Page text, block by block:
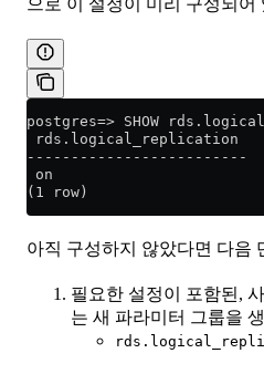
postgres=> SHOW
rds.logical_replication
-------------------------
on
(1 row)
아직 구성하지 않았다면 다음
필요한 설정이 포함된,
는 새 파라미터 그룹을